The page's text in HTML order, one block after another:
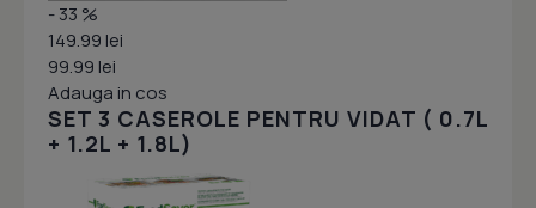
- 33 %
149.99 lei
99.99 lei
Adauga in cos
SET 3 CASEROLE PENTRU VIDAT ( 0.7L
+ 1.2L + 1.8L)